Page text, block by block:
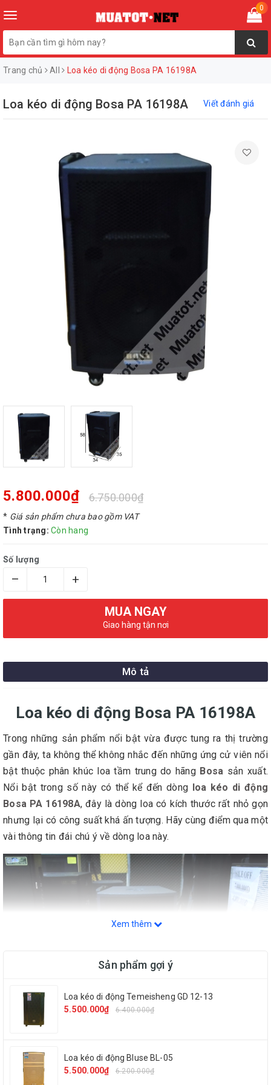
Toggle
navigation
0
Trang chủ All Loa kéo di động Bosa PA 16198A
Loa kéo di động Bosa PA 16198A Viết đánh giá
5.800.000₫ 6.750.000₫
* Giá sản phẩm chưa bao gồm VAT
Tình trạng: Còn hang
Số lượng
– +
MUA NGAY
Giao hàng tận nơi
Mô tả
Loa kéo di động Bosa PA 16198A
Trong những sản phẩm nổi bật vừa được tung ra thị trường
gần đây, ta không thể không nhắc đến những ứng cử viên nổi
bật thuộc phân khúc loa tầm trung do hãng Bosa sản xuất.
Nổi bật trong số này có thể kể đến dòng loa kéo di động
Bosa PA 16198A, đây là dòng loa có kích thước rất nhỏ gọn
nhưng lại có công suất khá ấn tượng. Hãy cùng điểm qua một
vài thông tin đái chú ý về dòng loa này.
Thông tin sản phẩm :
Xem thêm
Sản phẩm gợi ý
Loa kéo di động Temeisheng GD 12-13
5.500.000₫
6.400.000₫
Loa kéo di động Bluse BL-05
5.500.000₫
6.200.000₫